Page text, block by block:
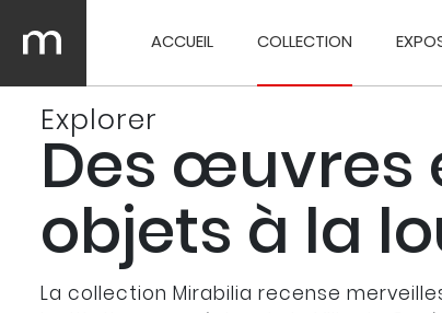
ACCUEIL COLLECTION
Explorer
Des œuvres
objets à la
La collection Mirabilia recense